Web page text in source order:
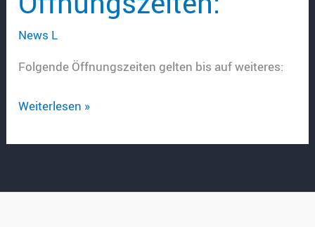
News L
Folgende Öffnungszeiten gelten bis auf weiteres:
Öffnungszeiten:
Weiterlesen »